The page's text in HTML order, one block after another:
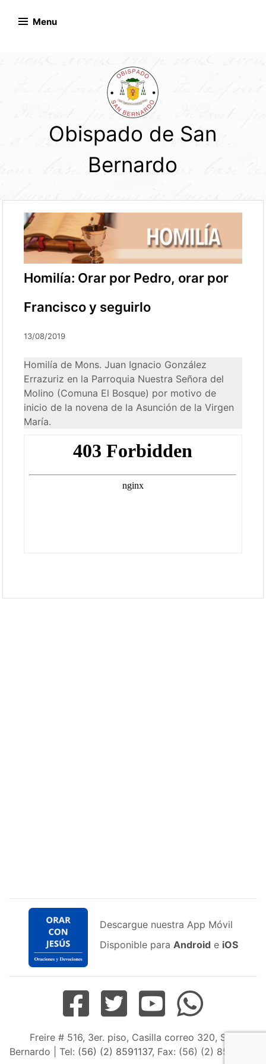
Menu
Obispado de San
Bernardo
Homilía: Orar por Pedro, orar por
Francisco y seguirlo
13/08/2019
Homilía de Mons. Juan Ignacio González
Errazuriz en la Parroquia Nuestra Señora del
Molino (Comuna El Bosque) por motivo de
inicio de la novena de la Asunción de la Virgen
María.
Descargue nuestra App Móvil
Disponible para Android e iOS
Freire # 516, 3er. piso, Casilla correo 320, San
Bernardo | Tel: (56) (2) 8591137, Fax: (56) (2) 8598163